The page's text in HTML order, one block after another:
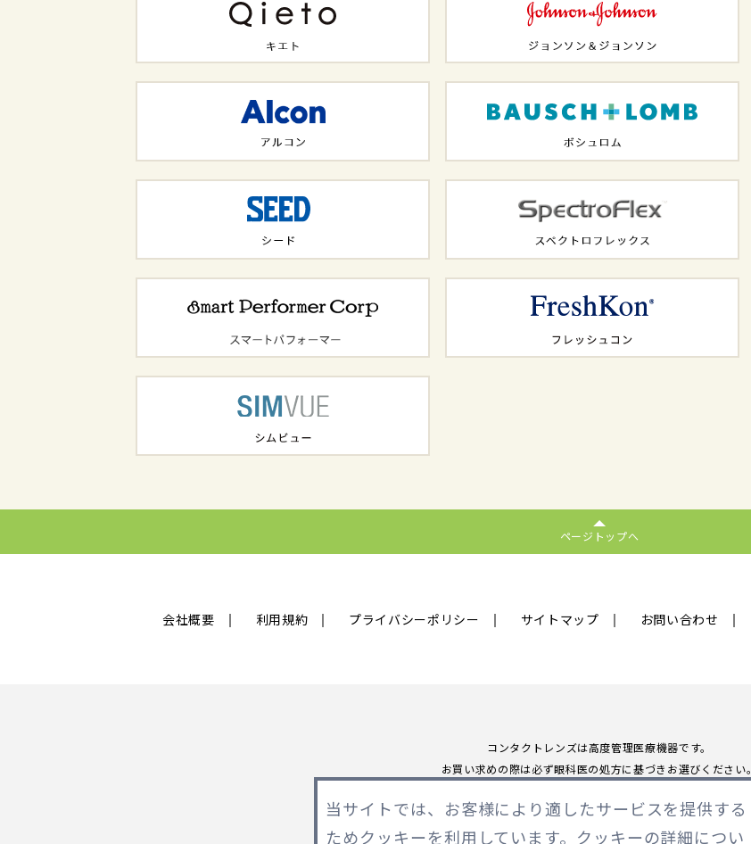
ページトップへ
会社概要 利用規約 プライバシーポリシー サイトマップ お問い合わせ
コンタクトレンズは高度管理医療機器です。
お買い求めの際は必ず眼科医の処方に基づきお選びください。
Copyright 2026 LENSMODE PTE,LTD. All Rights Reserved.
当サイトでは、お客様により適したサービスを提供する
ためクッキーを利用しています。クッキーの詳細につい